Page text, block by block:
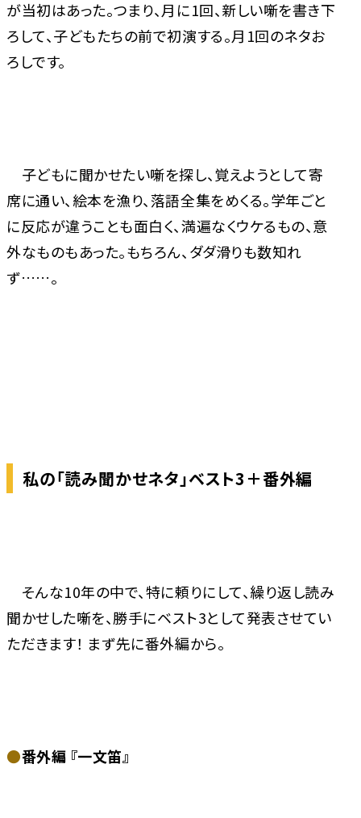
が当初はあった。つまり、月に1回、新しい噺を書き下
ろして、子どもたちの前で初演する。月1回のネタお
ろしです。
子どもに聞かせたい噺を探し、覚えようとして寄
席に通い、絵本を漁り、落語全集をめくる。学年ごと
に反応が違うことも面白く、満遍なくウケるもの、意
外なものもあった。もちろん、ダダ滑りも数知れ
ず……。
私の「読み聞かせネタ」ベスト3＋番外編
そんな10年の中で、特に頼りにして、繰り返し読み
聞かせした噺を、勝手にベスト3として発表させてい
ただきます！ まず先に番外編から。
●番外編 『一文笛』